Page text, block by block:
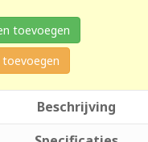
toevoegen
Beschrijving